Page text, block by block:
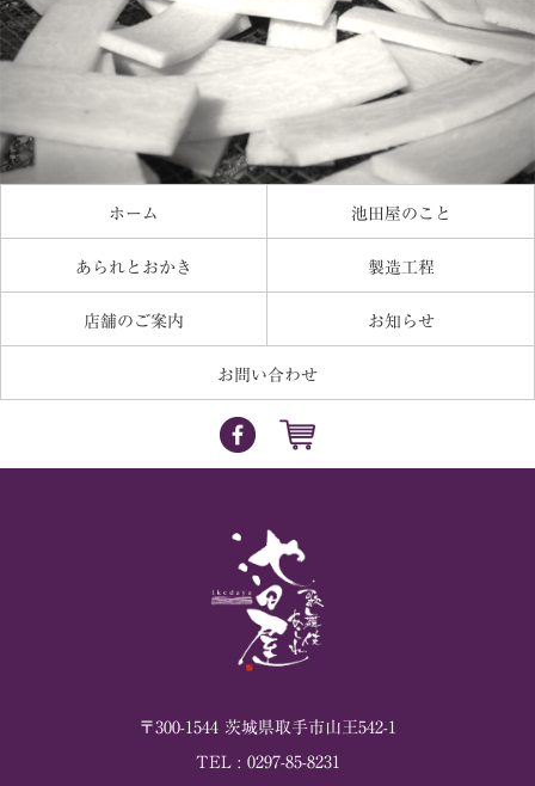
ホーム 池田屋のこと
あられとおかき 製造工程
店舗のご案内 お知らせ
お問い合わせ
〒300-1544 茨城県取手市 山王542-1
TEL : 0297-85-8231